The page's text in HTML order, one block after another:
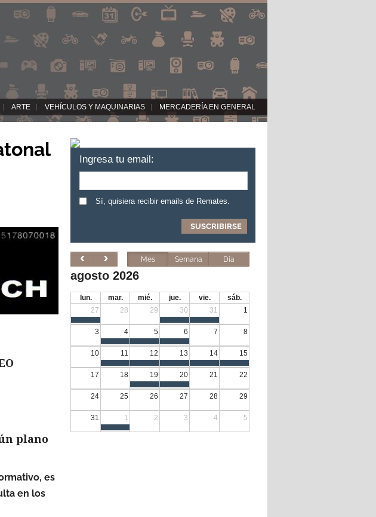
ARTE VEHÍCULOS Y MAQUINARIAS MERCADERÍA EN GENERAL
plano
es
en los
Ingresa tu email:
Sí, quisiera recibir emails de Remates.
Mes Semana Día
agosto 2026
lun. mar. mié. jue. vie.
sáb.
27
28 29 30 31 1
3 4 5 6 7 8
10 11 12 13 14 15
17 18 19 20 21 22
24 25 26 27 28 29
31 1 2 3 4 5